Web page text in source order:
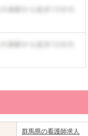
群馬県の看護師求人